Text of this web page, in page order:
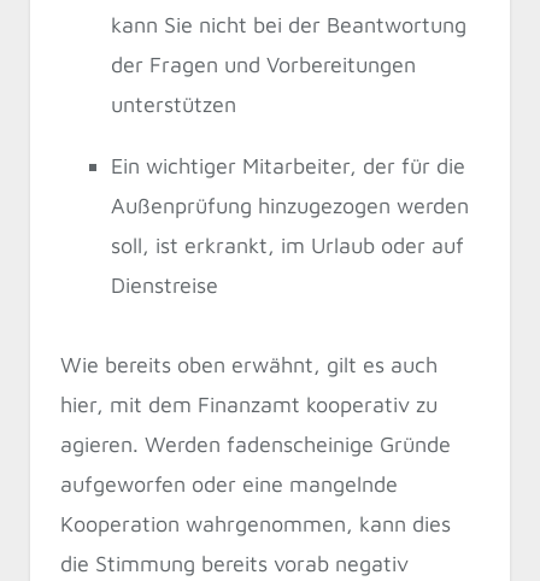
kann Sie nicht bei der Beantwortung
der Fragen und Vorbereitungen
unterstützen
Ein wichtiger Mitarbeiter, der für die
Außenprüfung hinzugezogen werden
soll, ist erkrankt, im Urlaub oder auf
Dienstreise
Wie bereits oben erwähnt, gilt es auch
hier, mit dem Finanzamt kooperativ zu
agieren. Werden fadenscheinige Gründe
aufgeworfen oder eine mangelnde
Kooperation wahrgenommen, kann dies
die Stimmung bereits vorab negativ